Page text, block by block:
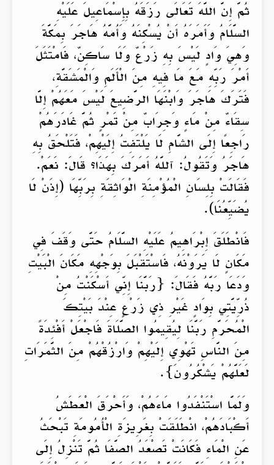
ثُمَّ إِنَّ اللَّهَ تَعَالَى رَزَقَهُ بِإِسْمَاعِيلَ عَلَيْهِ
السَّلَامُ وَأَمَرَهُ أَنْ يُسْكِنَهُ وَأُمَّهُ هَاجَرَ بِمَكَّةَ
وَهِيَ وَادٍ لَيْسَ بِهِ زَرْعٌ وَلَا سَاكِنٌ، فَامْتَثَلَ
أَمْرَ رَبِّهِ مَعَ مَا فِيهِ مِنَ الْأَلَمِ وَالْمَشَقَّةِ،
فَتَرَكَ هَاجَرَ وَابْنَهَا الرَّضِيعَ لَيْسَ مَعَهُمْ إِلَّا
سِقَاءٌ مِنْ مَاءٍ وَجِرَابٌ مِنْ تَمْرٍ ثُمَّ غَادَرَهُمْ
رَاجِعًا إِلَى الشَّامِ لَا يَلْتَفِتُ إِلَيْهِمْ، فَتَلْحَقُ بِهِ
هَاجَرُ وَتَقُولُ: آللَّهُ أَمَرَكَ بِهَذَا؟ قَالَ: نَعَمْ.
فَقَالَتْ بِلِسَانِ الْمُؤْمِنَةِ الْوَاثِقَةِ بِرَبِّهَا (إِذَنْ لَا
يُضَيِّعُنَا).
فَانْطَلَقَ إِبْرَاهِيمُ عَلَيْهِ السَّلَامُ حَتَّى وَقَفَ فِي
مَكَانٍ لَا يَرَوْنَهُ، فَاسْتَقْبَلَ بِوَجْهِهِ مَكَانَ الْبَيْتِ
وَدَعَا رَبَّهُ فَقَالَ: {رَبَّنَا إِنِّي أَسْكَنْتُ مِنْ
ذُرِّيَّتِي بِوَادٍ غَيْرِ ذِي زَرْعٍ عِنْدَ بَيْتِكَ
الْمُحَرَّمِ رَبَّنَا لِيُقِيمُوا الصَّلَاةَ فَاجْعَلْ أَفْئِدَةً
مِنَ النَّاسِ تَهْوِي إِلَيْهِمْ وَارْزُقْهُمْ مِنَ الثَّمَرَاتِ
لَعَلَّهُمْ يَشْكُرُونَ}.
وَلَمَّا اسْتَنْفَدُوا مَاءَهُمْ، وَأَحْرَقَ الْعَطَشُ
أَكْبَادَهُمْ، انْطَلَقَتْ بِغَرِيزَةِ الْأُمُومَةِ تَبْحَثُ
عَنِ الْمَاءِ فَكَانَتْ تَصْعَدُ الصَّفَا ثُمَّ تَنْزِلُ إِلَى